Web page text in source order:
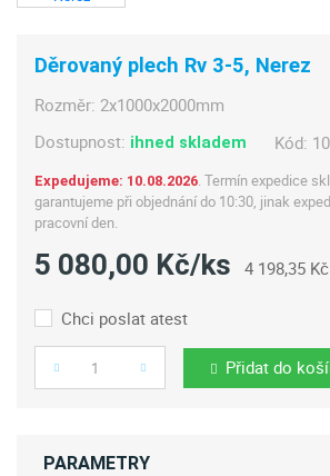
Děrovaný plech Rv 3-5, Nerez
Rozměr: 2x1000x2000mm
Dostupnost: ihned skladem Kód:
Expedujeme: 10.08.2026. Termín expedice
garantujeme při objednání do 10:30, jinak
pracovní den.
5 080,00 Kč/ks 4 198,35
Chci poslat atest
Počet Přidat do
PARAMETRY